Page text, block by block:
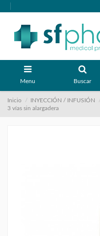
Menu Buscar
Inicio INYECCIÓN / INFUSIÓN
3 vías sin alargadera